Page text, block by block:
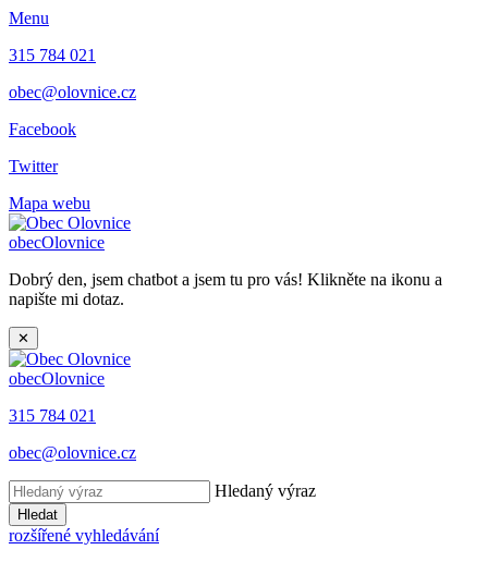
Menu
315 784 021
obec@olovnice.cz
Facebook
Twitter
Mapa webu
obecOlovnice
Dobrý den, jsem chatbot a jsem tu pro vás! Klikněte na ikonu a
napište mi dotaz.
✕
obecOlovnice
315 784 021
obec@olovnice.cz
Hledaný výraz
Hledat
rozšířené vyhledávání